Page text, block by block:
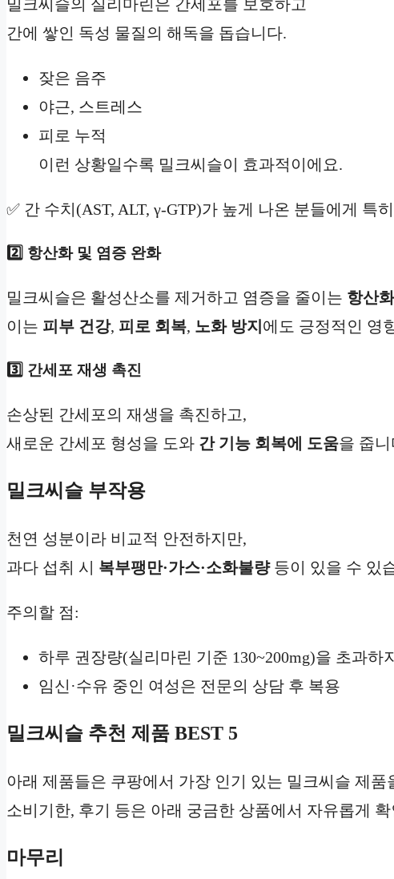
밀크씨슬의 실리마린은 간세포를 보호하고
간에 쌓인 독성 물질의 해독을 돕습니다.
잦은 음주
야근, 스트레스
피로 누적
이런 상황일수록 밀크씨슬이 효과적이에요.
✅ 간 수치(AST, ALT, γ-GTP)가 높게 나온 분들에게 특
2️⃣ 항산화 및 염증 완화
밀크씨슬은 활성산소를 제거하고 염증을 줄이는 항산
이는 피부 건강, 피로 회복, 노화 방지 에도 긍정적인 영
3️⃣ 간세포 재생 촉진
손상된 간세포의 재생을 촉진하고,
새로운 간세포 형성을 도와 간 기능 회복에 도움을 줍니
밀크씨슬 부작용
천연 성분이라 비교적 안전하지만,
과다 섭취 시 복부팽만·가스·소화불량등이 있을 수 있
주의할 점:
하루 권장량(실리마린 기준 130~200mg)을 초과하
임신·수유 중인 여성은 전문의 상담 후 복용
밀크씨슬 추천 제품 BEST 5
아래 제품들은 쿠팡에서 가장 인기 있는 밀크씨슬 제
소비기한, 후기 등은 아래 궁금한 상품에서 자유롭게
마무리